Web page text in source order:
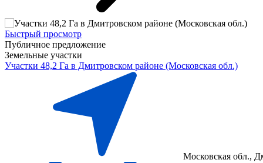
Быстрый просмотр
Публичное предложение
Земельные участки
Участки 48,2 Га в Дмитровском районе (Московская обл.)
Московская обл.,